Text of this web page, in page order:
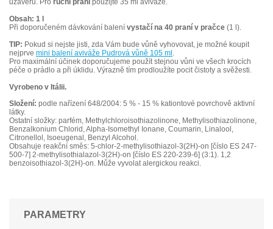
uzávěru. Pro ruční praní použijte 35 ml aviváže.
Obsah: 1 l
Při doporučeném dávkování balení vystačí na 40 praní v pračce (1 l).
TIP: Pokud si nejste jisti, zda Vám bude vůně vyhovovat, je možné koupit
nejprve mini balení aviváže Pudrová vůně 105 ml .
Pro maximální účinek doporučujeme použít stejnou vůni ve všech krocích
péče o prádlo a při úklidu. Výrazně tím prodloužíte pocit čistoty a svěžesti.
Vyrobeno v Itálii.
Složení: podle nařízení 648/2004: 5 % - 15 % kationtové povrchově aktivní
látky.
Ostatní složky: parfém, Methylchloroisothiazolinone, Methylisothiazolinone,
Benzalkonium Chlorid, Alpha-Isomethyl Ionane, Coumarin, Linalool,
Citronellol, Isoeugenal, Benzyl Alcohol.
Obsahuje reakční směs: 5-chlor-2-methylisothiazol-3(2H)-on [číslo ES 247-
500-7] 2-methylisothialazol-3(2H)-on [číslo ES 220-239-6] (3:1). 1,2
benzoisothiazol-3(2H)-on. Může vyvolat alergickou reakci.
PARAMETRY